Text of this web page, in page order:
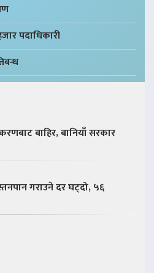
पदाधिकारी
बाहिर, बानियाँ सरकार
गराउने दर घट्दो, ५६